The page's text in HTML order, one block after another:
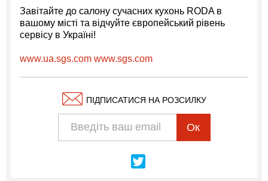
Завітайте до салону сучасних кухонь RODA в
вашому місті та відчуйте європейський рівень
сервісу в Україні!
www.ua.sgs.com www.sgs.com
ПІДПИСАТИСЯ НА РОЗСИЛКУ
Ок